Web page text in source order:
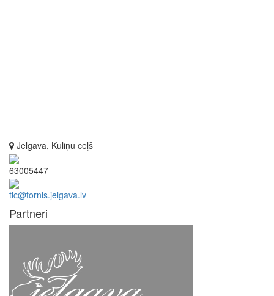
Jelgava, Kūliņu ceļš
63005447
tic@tornis.jelgava.lv
Partneri